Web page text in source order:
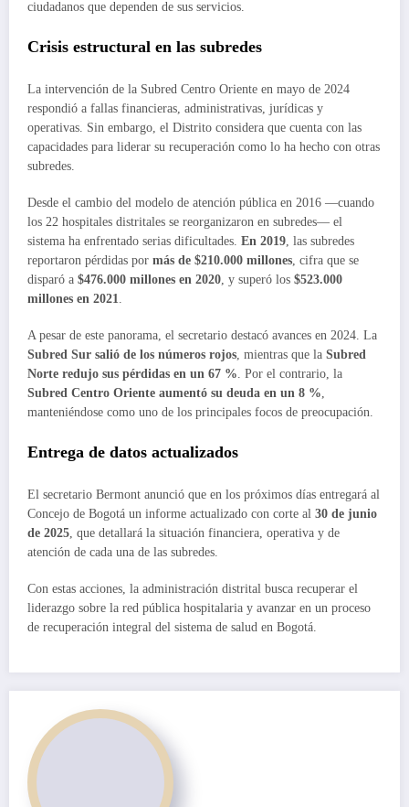
ciudadanos que dependen de sus servicios.
Crisis estructural en las subredes
La intervención de la Subred Centro Oriente en mayo de 2024
respondió a fallas financieras, administrativas, jurídicas y
operativas. Sin embargo, el Distrito considera que cuenta con las
capacidades para liderar su recuperación como lo ha hecho con otras
subredes.
Desde el cambio del modelo de atención pública en 2016 —cuando
los 22 hospitales distritales se reorganizaron en subredes— el
sistema ha enfrentado serias dificultades. En 2019, las subredes
reportaron pérdidas por más de $210.000 millones, cifra que se
disparó a $476.000 millones en 2020, y superó los $523.000
millones en 2021.
A pesar de este panorama, el secretario destacó avances en 2024. La
Subred Sur salió de los números rojos, mientras que la Subred
Norte redujo sus pérdidas en un 67 %. Por el contrario, la
Subred Centro Oriente aumentó su deuda en un 8 %,
manteniéndose como uno de los principales focos de preocupación.
Entrega de datos actualizados
El secretario Bermont anunció que en los próximos días entregará al
Concejo de Bogotá un informe actualizado con corte al 30 de junio
de 2025, que detallará la situación financiera, operativa y de
atención de cada una de las subredes.
Con estas acciones, la administración distrital busca recuperar el
liderazgo sobre la red pública hospitalaria y avanzar en un proceso
de recuperación integral del sistema de salud en Bogotá.